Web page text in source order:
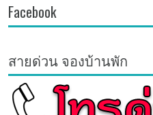
Facebook
สายด่วน จองบ้านพัก